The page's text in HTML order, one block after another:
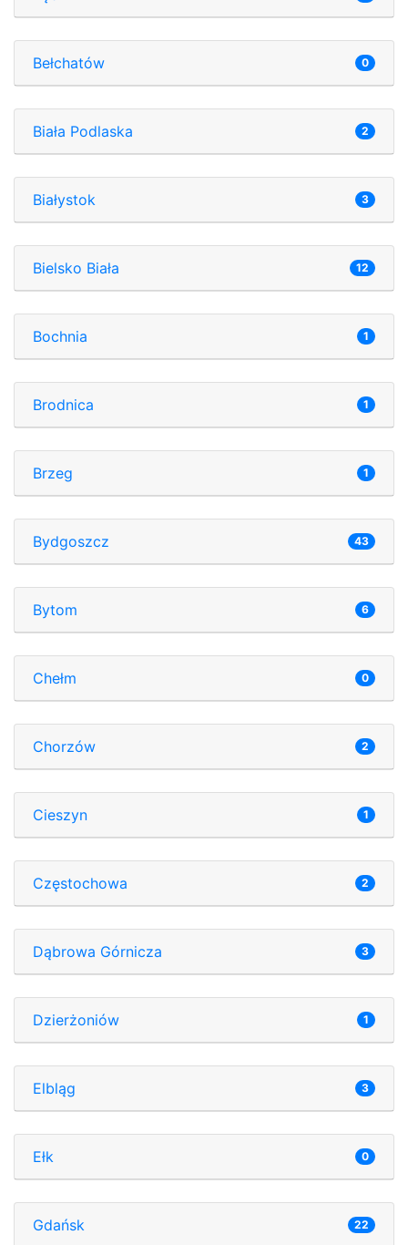
Bełchatów 0
Biała Podlaska 2
Białystok 3
Bielsko Biała 12
Bochnia 1
Brodnica 1
Brzeg 1
Bydgoszcz 43
Bytom 6
Chełm 0
Chorzów 2
Cieszyn 1
Częstochowa 2
Dąbrowa Górnicza 3
Dzierżoniów 1
Elbląg 3
Ełk 0
Gdańsk 22